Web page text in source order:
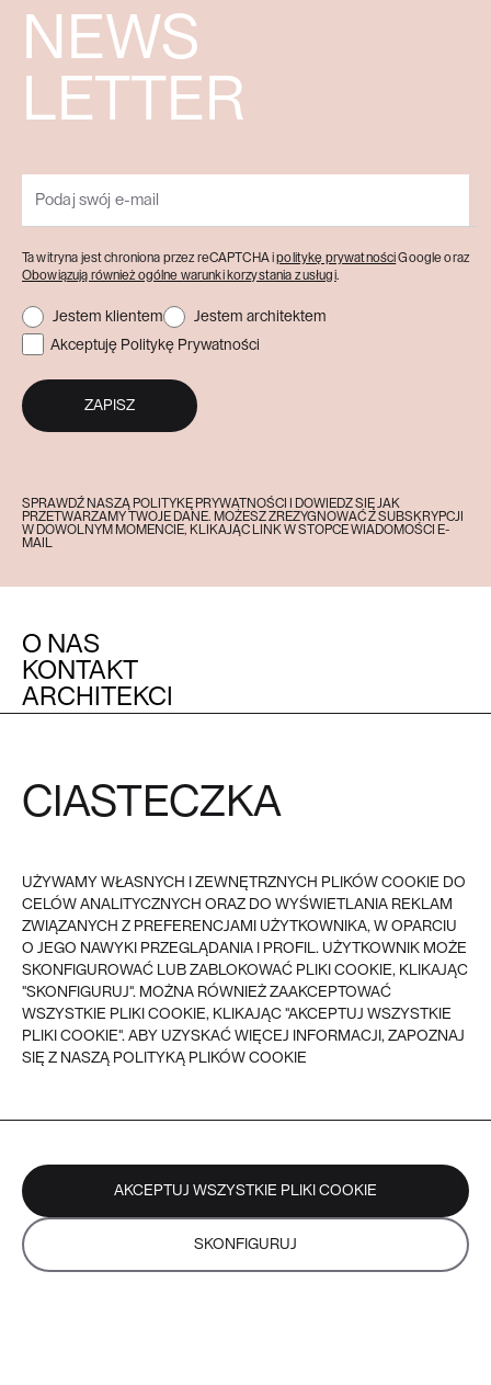
Ta witryna jest chroniona przez reCAPTCHA ipolitykę prywatnościGoogle oraz
Obowiązują również ogólne warunki korzystania z usługi.
Jestem klientem
Jestem architektem
Akceptuję Politykę Prywatności
ZAPISZ
SPRAWDŹ NASZĄ POLITYKĘ PRYWATNOŚCI I DOWIEDZ SIĘ JAK
PRZETWARZAMY TWOJE DANE. MOŻESZ ZREZYGNOWAĆ Z SUBSKRYPCJI
W DOWOLNYM MOMENCIE, KLIKAJĄC LINK W STOPCE WIADOMOŚCI E-
MAIL
NEWS
LETTER
O NAS
KONTAKT
ARCHITEKCI
MEDIA
OBSŁUGA KLIENTA
PŁATNOŚĆ
DOSTAWA
ZWROTY
REKLAMACJE
POZOSTAŁE
VEER - 2026 © VEER, WSZYSTKIE PRAWA ZASTRZEŻONE
CIASTECZKA
UŻYWAMY WŁASNYCH I ZEWNĘTRZNYCH PLIKÓW COOKIE DO
CELÓW ANALITYCZNYCH ORAZ DO WYŚWIETLANIA REKLAM
ZWIĄZANYCH Z PREFERENCJAMI UŻYTKOWNIKA, W OPARCIU
O JEGO NAWYKI PRZEGLĄDANIA I PROFIL. UŻYTKOWNIK MOŻE
SKONFIGUROWAĆ LUB ZABLOKOWAĆ PLIKI COOKIE, KLIKAJĄC
"SKONFIGURUJ". MOŻNA RÓWNIEŻ ZAAKCEPTOWAĆ
WSZYSTKIE PLIKI COOKIE, KLIKAJĄC "AKCEPTUJ WSZYSTKIE
PLIKI COOKIE". ABY UZYSKAĆ WIĘCEJ INFORMACJI, ZAPOZNAJ
SIĘ Z NASZĄ POLITYKĄ PLIKÓW COOKIE
SKONFIGURUJ
AKCEPTUJ WSZYSTKIE PLIKI COOKIE